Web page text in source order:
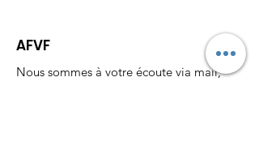
AFVF
Nous sommes à votre écoute via mail,